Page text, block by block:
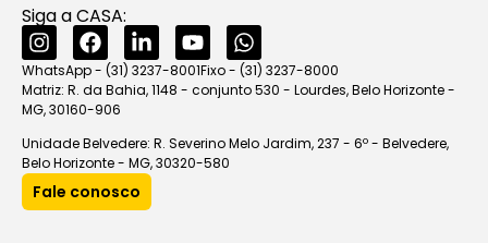
Siga a CASA:
WhatsApp - (31) 3237-8001Fixo - (31) 3237-8000
Matriz: R. da Bahia, 1148 - conjunto 530 - Lourdes, Belo Horizonte -
MG, 30160-906
Unidade Belvedere: R. Severino Melo Jardim, 237 - 6º - Belvedere,
Belo Horizonte - MG, 30320-580
Fale conosco